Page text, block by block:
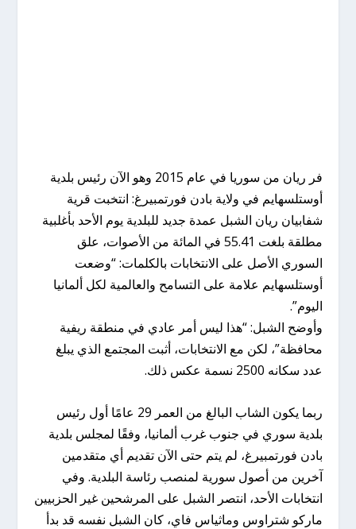
فر ريان من سوريا في عام 2015 وهو الآن رئيس بلدية
أوستلسهايم في ولاية بادن فورتمبيرغ: انتخبت قرية
شفابيان ريان الشبل عمدة جديد للبلدية يوم الأحد بأغلبية
مطلقة بلغت 55.41 في المائة من الأصوات، علق
السوري الأصل على الانتخابات بالكلمات: “وضعت
أوستلسهايم علامة على التسامح والعالمية لكل ألمانيا
اليوم”.
وأوضح الشبل: “هذا ليس أمر عادي في منطقة ريفية
محافظة”، لكن مع الانتخابات، أثبت المجتمع الذي يبلغ
عدد سكانه 2500 نسمة عكس ذلك.
ربما يكون الشاب البالغ من العمر 29 عامًا أول رئيس
بلدية سوري في جنوب غرب ألمانيا، وفقًا لمجلس بلدية
بادن فورتمبيرغ، لم يتم حتى الآن تقديم أي متقدمين
آخرين من أصول سورية لمنصب رئاسة البلدية. وفي
انتخابات الأحد، انتصر الشبل على المرشحين غير الحزبيين
ماركو شتراوس وماثياس فاي، كان الشبل نفسه قد بدأ